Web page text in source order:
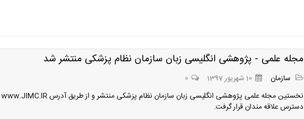
مجله علمی - پژوهشی انگلیسی زبان سازمان نظام پزشکی منتشر شد
سازمان 10 شهریور 1397
0
دسترس علاقه مندان قرار گرفت.